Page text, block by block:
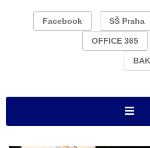
Facebook SŠ Praha
OFFICE 365